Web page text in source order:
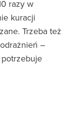
razy w
kuracji
Trzeba też
–